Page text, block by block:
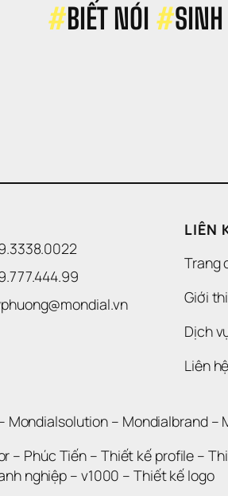
#BIẾT NÓI #SINH
LIÊN
Trang
Giới
Dịch
Liên hệ
Mondialsolution – Mondialbrand –
– Phúc Tiến – Thiết kế profile –
nghiệp – v1000 – Thiết kế logo